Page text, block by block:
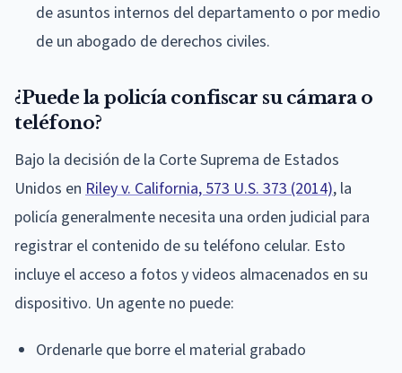
de asuntos internos del departamento o por medio
de un abogado de derechos civiles.
¿Puede la policía confiscar su cámara o
teléfono?
Bajo la decisión de la Corte Suprema de Estados
Unidos en Riley v. California, 573 U.S. 373 (2014), la
policía generalmente necesita una orden judicial para
registrar el contenido de su teléfono celular. Esto
incluye el acceso a fotos y videos almacenados en su
dispositivo. Un agente no puede:
Ordenarle que borre el material grabado